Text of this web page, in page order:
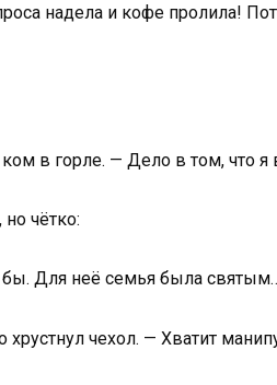
надела и кофе пролила!
в горле. — Дело в том, что
чётко:
Для неё семья была
хрустнул чехол. — Хватит